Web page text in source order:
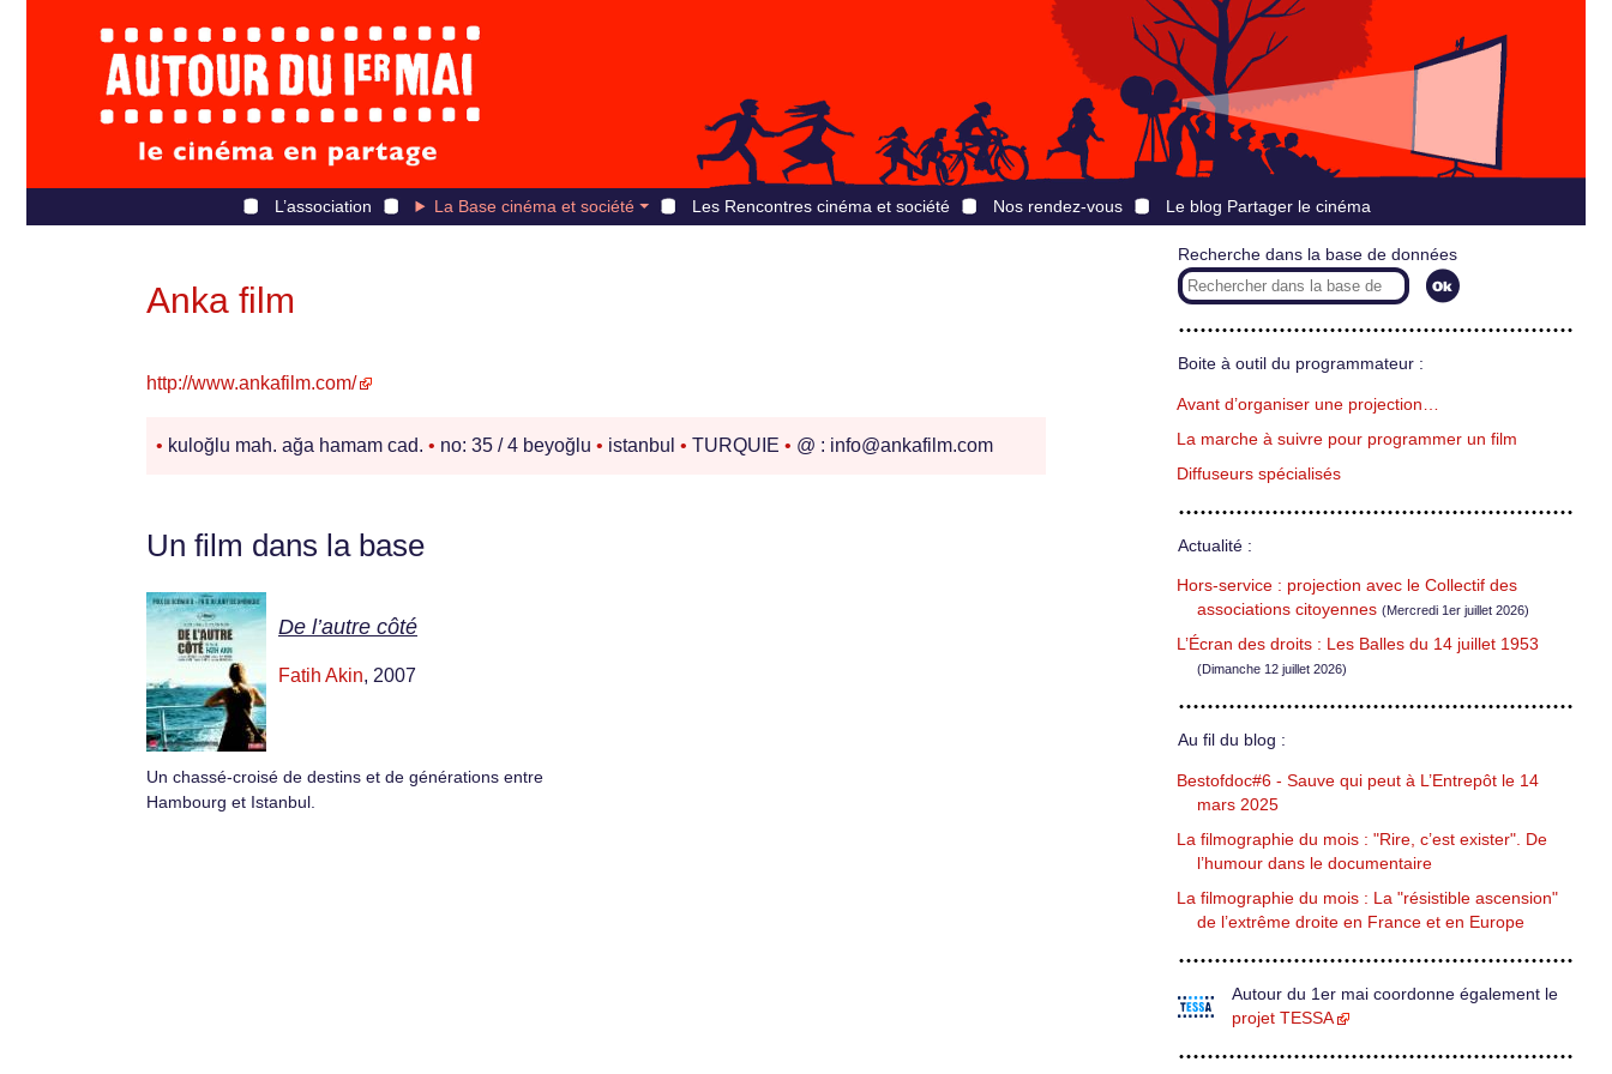
L’association La Base cinéma et société Les Rencontres cinéma et société Nos rendez-vous Le blog Partager le cinéma
Anka film
http://www.ankafilm.com/
• kuloğlu mah. ağa hamam cad. • no: 35 / 4 beyoğlu • istanbul • TURQUIE • @ : info@ankafilm.com
Un film dans la base
De l’autre côté
Fatih Akin, 2007
Un chassé-croisé de destins et de générations entre
Hambourg et Istanbul.
Recherche dans la base de données
Boite à outil du programmateur :
Avant d’organiser une projection…
La marche à suivre pour programmer un film
Diffuseurs spécialisés
Actualité :
Hors-service : projection avec le Collectif des
associations citoyennes (Mercredi 1er juillet 2026)
L’Écran des droits : Les Balles du 14 juillet 1953
(Dimanche 12 juillet 2026)
Au fil du blog :
Bestofdoc#6 - Sauve qui peut à L’Entrepôt le 14
mars 2025
La filmographie du mois : "Rire, c’est exister". De
l’humour dans le documentaire
La filmographie du mois : La "résistible ascension"
de l’extrême droite en France et en Europe
Autour du 1er mai coordonne également le
projet TESSA